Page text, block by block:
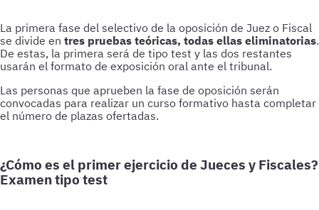
La primera fase del selectivo de la oposición de Juez o Fiscal
se divide en tres pruebas teóricas, todas ellas eliminatorias.
De estas, la primera será de tipo test y las dos restantes
usarán el formato de exposición oral ante el tribunal.
Las personas que aprueben la fase de oposición serán
convocadas para realizar un curso formativo hasta completar
el número de plazas ofertadas.
¿Cómo es el primer ejercicio de Jueces y Fiscales?
Examen tipo test